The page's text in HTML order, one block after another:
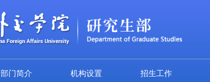
部门简介 机构设置 招生工作